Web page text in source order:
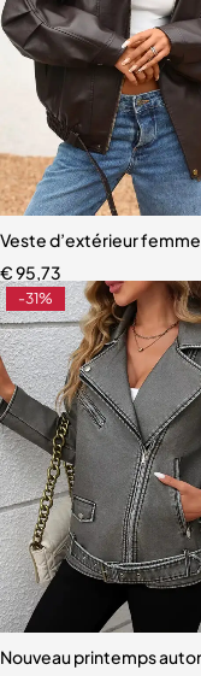
Veste d’extérieur
€95,73
-31%
Nouveau printemps